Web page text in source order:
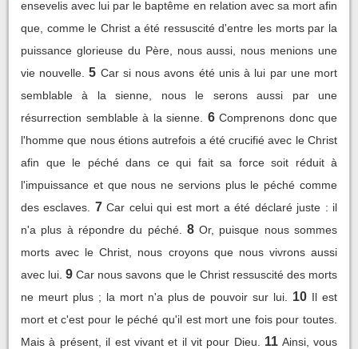
ensevelis avec lui par le baptême en relation avec sa mort afin
que, comme le Christ a été ressuscité d'entre les morts par la
puissance glorieuse du Père, nous aussi, nous menions une
vie nouvelle. 5 Car si nous avons été unis à lui par une mort
semblable à la sienne, nous le serons aussi par une
résurrection semblable à la sienne.
6 Comprenons donc que
l'homme que nous étions autrefois a été crucifié avec le Christ
afin que le péché dans ce qui fait sa force soit réduit à
l'impuissance et que nous ne servions plus le péché comme
des esclaves.
7 Car celui qui est mort a été déclaré juste : il
n'a plus à répondre du péché.
8 Or, puisque nous sommes
morts avec le Christ, nous croyons que nous vivrons aussi
avec lui. 9 Car nous savons que le Christ ressuscité des morts
ne meurt plus ; la mort n'a plus de pouvoir sur lui.
10 Il est
mort et c'est pour le péché qu'il est mort une fois pour toutes.
Mais à présent, il est vivant et il vit pour Dieu.
11 Ainsi, vous